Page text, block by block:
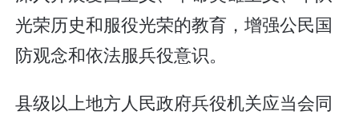
光荣历史和服役光荣的教育，增强公民国
防观念和依法服兵役意识。
县级以上地方人民政府兵役机关应当会同